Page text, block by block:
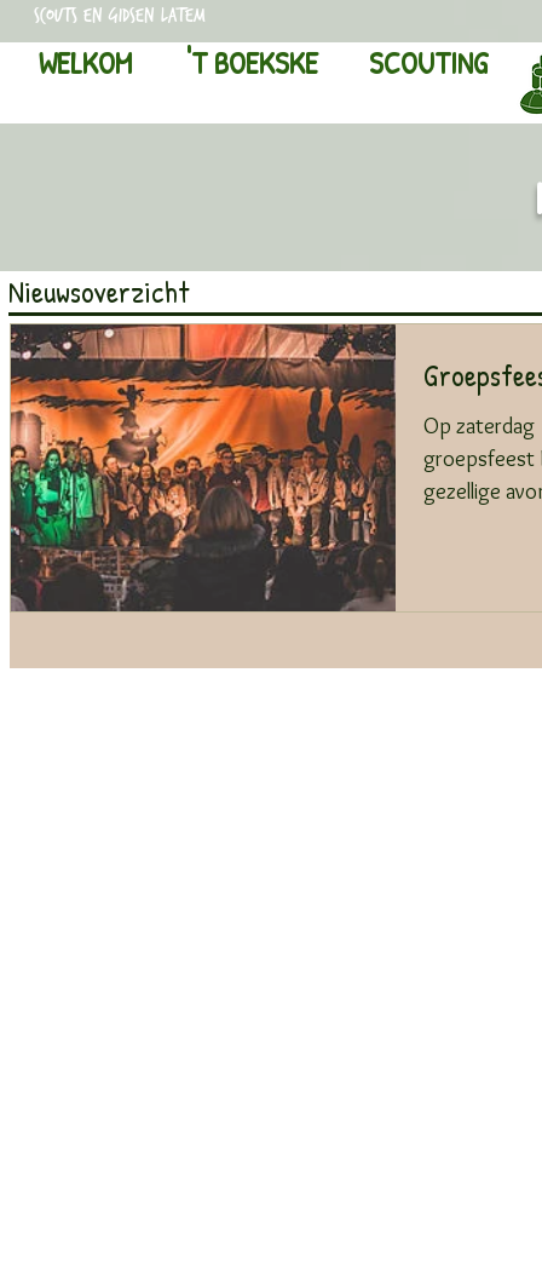
scouts en gidsen latem
WELKOM 'T BOEKSKE SCOUTING
Nieuwsoverzicht
Op zaterdag
groepsfeest
gezellige